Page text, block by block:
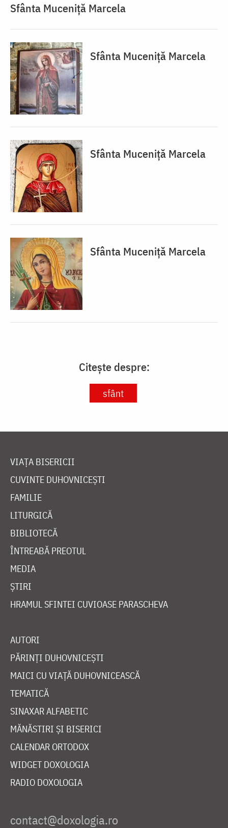
Sfânta Muceniță Marcela
Sfânta Muceniță Marcela
Sfânta Muceniță Marcela
Sfânta Muceniță Marcela
Citește despre:
sfânt
VIAȚA BISERICII
CUVINTE DUHOVNICEȘTI
FAMILIE
LITURGICĂ
BIBLIOTECĂ
ÎNTREABĂ PREOTUL
MEDIA
ȘTIRI
HRAMUL SFINTEI CUVIOASE PARASCHEVA
AUTORI
PĂRINȚI DUHOVNICEȘTI
MAICI CU VIAȚĂ DUHOVNICEASCĂ
TEMATICĂ
SINAXAR ALFABETIC
MĂNĂSTIRI ȘI BISERICI
CALENDAR ORTODOX
WIDGET DOXOLOGIA
RADIO DOXOLOGIA